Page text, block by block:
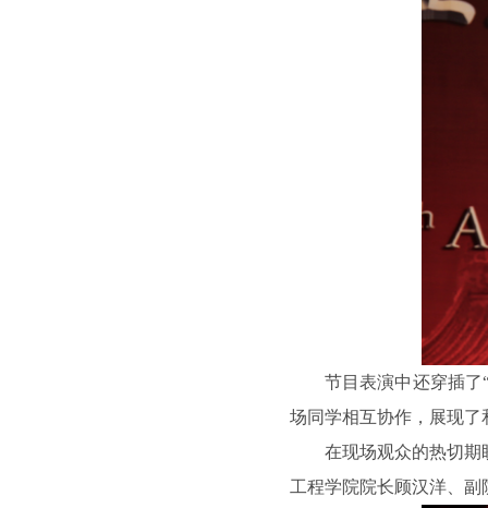
节目表演中还穿插了
场同学相互协作，展现
在现场观众的热切
工程学院院长顾汉洋、